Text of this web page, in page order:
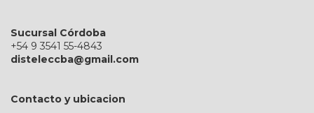
Sucursal Córdoba
+54 9 3541 55-4843
disteleccba@gmail.com
Contacto y ubicacion